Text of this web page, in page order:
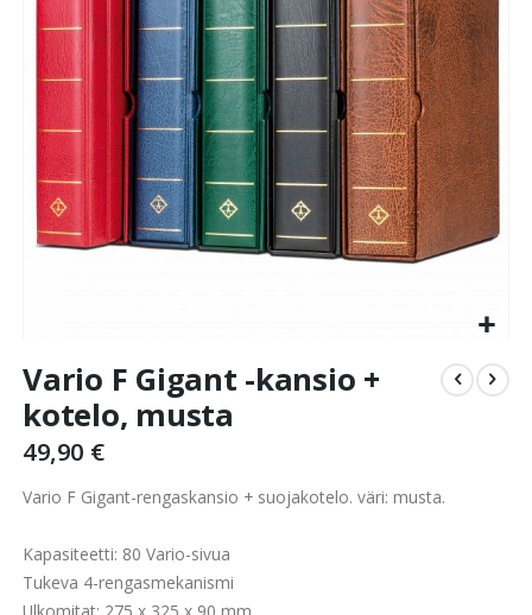
images
gallery
to
the
beginning
of
images
Vario F Gigant -kansio +
kotelo, musta
49,90 €
Vario F Gigant-rengaskansio + suojakotelo. väri: musta.
Kapasiteetti: 80 Vario-sivua
Tukeva 4-rengasmekanismi